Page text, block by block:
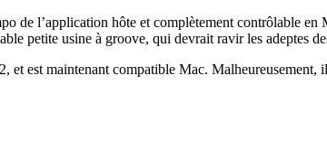
de l’application hôte et complètement contrôlable
petite usine à groove, qui devrait ravir les adeptes
et est maintenant compatible Mac. Malheureusement,